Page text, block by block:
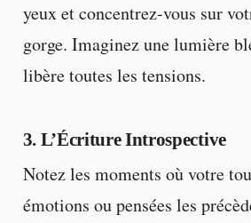
yeux et concentrez-vous sur
gorge. Imaginez une lumière
libère toutes les tensions.
3. L’Écriture Introspective
Notez les moments où votre
émotions ou pensées les